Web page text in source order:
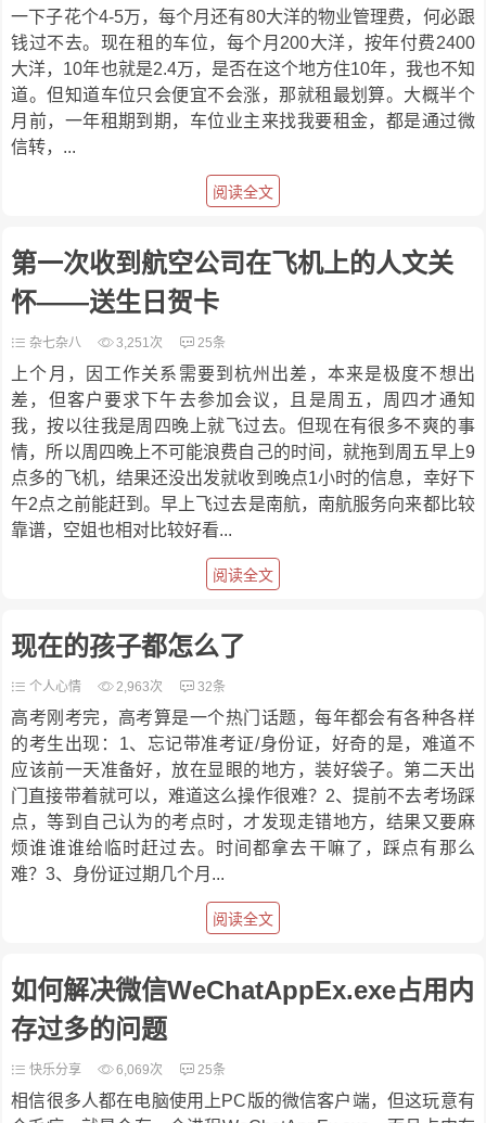
一下子花个4-5万，每个月还有80大洋的物业管理费，何必跟
钱过不去。现在租的车位，每个月200大洋，按年付费2400
大洋，10年也就是2.4万，是否在这个地方住10年，我也不知
道。但知道车位只会便宜不会涨，那就租最划算。大概半个
月前，一年租期到期，车位业主来找我要租金，都是通过微
信转，...
阅读全文
第一次收到航空公司在飞机上的人文关
怀——送生日贺卡
杂七杂八 3,251次 25条
上个月，因工作关系需要到杭州出差，本来是极度不想出
差，但客户要求下午去参加会议，且是周五，周四才通知
我，按以往我是周四晚上就飞过去。但现在有很多不爽的事
情，所以周四晚上不可能浪费自己的时间，就拖到周五早上9
点多的飞机，结果还没出发就收到晚点1小时的信息，幸好下
午2点之前能赶到。早上飞过去是南航，南航服务向来都比较
靠谱，空姐也相对比较好看...
阅读全文
现在的孩子都怎么了
个人心情 2,963次 32条
高考刚考完，高考算是一个热门话题，每年都会有各种各样
的考生出现：1、忘记带准考证/身份证，好奇的是，难道不
应该前一天准备好，放在显眼的地方，装好袋子。第二天出
门直接带着就可以，难道这么操作很难？2、提前不去考场踩
点，等到自己认为的考点时，才发现走错地方，结果又要麻
烦谁谁谁给临时赶过去。时间都拿去干嘛了，踩点有那么
难？3、身份证过期几个月...
阅读全文
如何解决微信WeChatAppEx.exe占用内
存过多的问题
快乐分享 6,069次 25条
相信很多人都在电脑使用上PC版的微信客户端，但这玩意有